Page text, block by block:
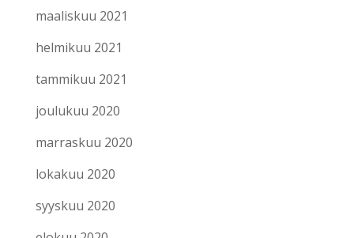
maaliskuu 2021
helmikuu 2021
tammikuu 2021
joulukuu 2020
marraskuu 2020
lokakuu 2020
syyskuu 2020